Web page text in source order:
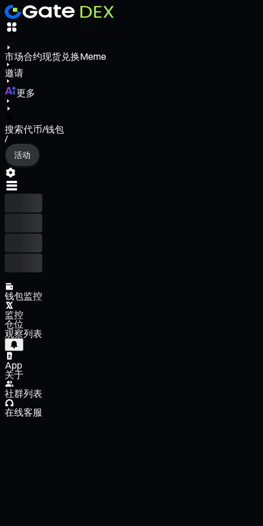
市场合约现货兑换Meme
邀请
更多
搜索代币/钱包
/
活动
钱包监控
监控
仓位
观察列表
App
关于
社群列表
在线客服